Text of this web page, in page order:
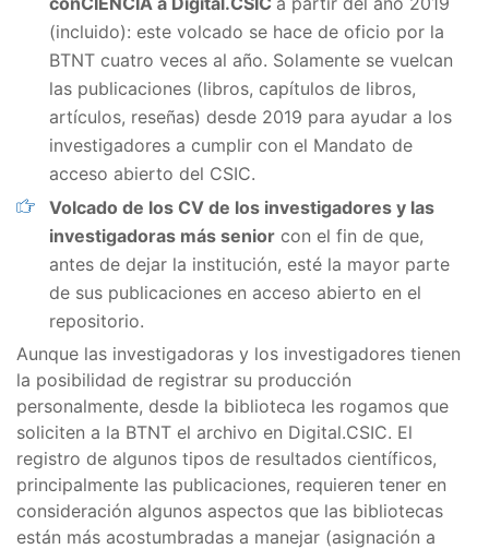
(incluido): este volcado se hace de oficio por la
BTNT cuatro veces al año. Solamente se vuelcan
las publicaciones (libros, capítulos de libros,
artículos, reseñas) desde 2019 para ayudar a los
investigadores a cumplir con el Mandato de
acceso abierto del CSIC.
Volcado de los CV de los investigadores y las
investigadoras más senior con el fin de que,
antes de dejar la institución, esté la mayor parte
de sus publicaciones en acceso abierto en el
repositorio.
Aunque las investigadoras y los investigadores tienen
la posibilidad de registrar su producción
personalmente, desde la biblioteca les rogamos que
soliciten a la BTNT el archivo en Digital.CSIC. El
registro de algunos tipos de resultados científicos,
principalmente las publicaciones, requieren tener en
consideración algunos aspectos que las bibliotecas
están más acostumbradas a manejar (asignación a